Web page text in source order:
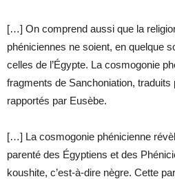
[…] On comprend aussi que la
phéniciennes ne soient, en quelque
celles de l’Égypte. La cosmogonie
fragments de Sanchoniation,
rapportés par Eusèbe.
[…] La cosmogonie phénicienne
parenté des Égyptiens et des
koushite, c’est-à-dire nègre. Cette